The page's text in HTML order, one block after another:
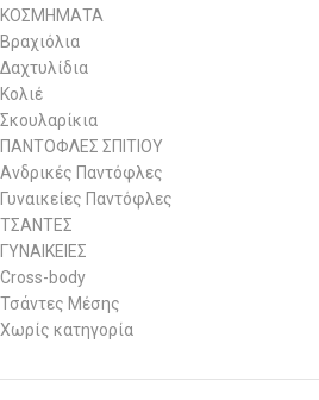
ΚΟΣΜΗΜΑΤΑ
Βραχιόλια
Δαχτυλίδια
Κολιέ
Σκουλαρίκια
ΠΑΝΤΟΦΛΕΣ ΣΠΙΤΙΟΥ
Ανδρικές Παντόφλες
Γυναικείες Παντόφλες
ΤΣΑΝΤΕΣ
ΓΥΝΑΙΚΕΙΕΣ
Cross-body
Τσάντες Μέσης
Χωρίς κατηγορία